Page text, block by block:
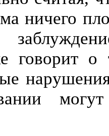
ничего
говорит о